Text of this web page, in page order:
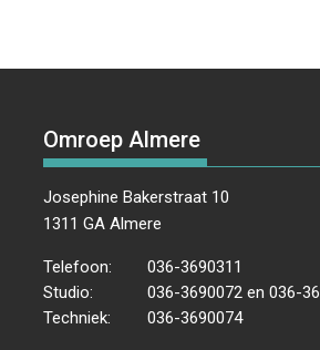
Omroep Almere
Josephine Bakerstraat 10
1311 GA Almere
Telefoon:
036-3690311
Studio:
036-3690072 en 036-
Techniek:
036-3690074